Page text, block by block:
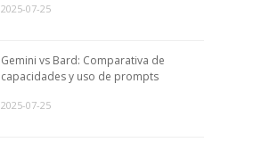
2025-07-25
Gemini vs Bard: Comparativa de
capacidades y uso de prompts
2025-07-25